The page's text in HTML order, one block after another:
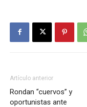
Artículo anterior
Rondan “cuervos” y
oportunistas ante